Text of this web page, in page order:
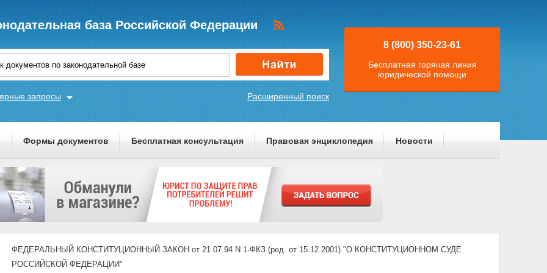
база Российской Федерации
Расширенный поиск
запросы
8 (800) 350-23-61
Бесплатная горячая линия
юридической помощи
Формы документов Бесплатная консультация Правовая энциклопедия Новости
ФЕДЕРАЛЬНЫЙ КОНСТИТУЦИОННЫЙ ЗАКОН от 21.07.94 N 1-ФКЗ (ред. от 15.12.2001) "О КОНСТИТУЦИОННОМ СУДЕ
РОССИЙСКОЙ ФЕДЕРАЦИИ"